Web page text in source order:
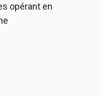
opérant en